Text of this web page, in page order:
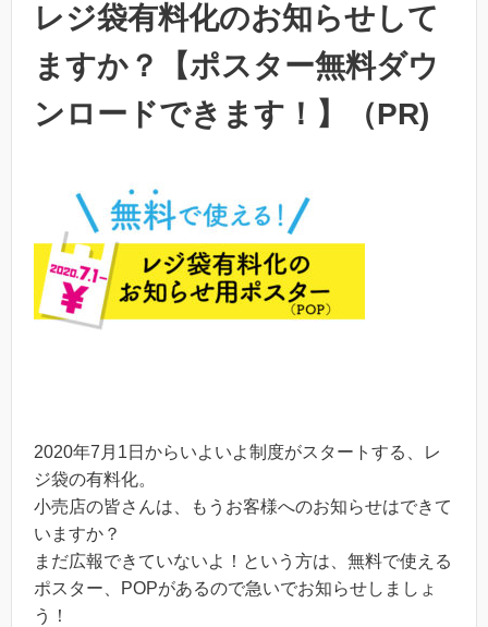
レジ袋有料化のお知らせして
ますか？【ポスター無料ダウ
ンロードできます！】（PR)
2020年7月1日からいよいよ制度がスタートする、レ
ジ袋の有料化。
小売店の皆さんは、もうお客様へのお知らせはできて
いますか？
まだ広報できていないよ！という方は、無料で使える
ポスター、POPがあるので急いでお知らせしましょ
う！